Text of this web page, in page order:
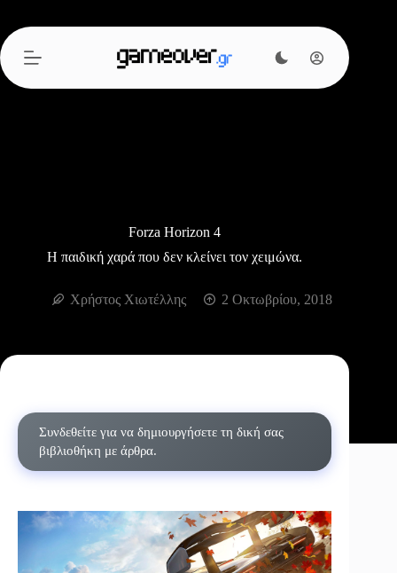
περιεχόμενο
Forza Horizon 4
Η παιδική χαρά που δεν κλείνει τον χειμώνα.
Χρήστος Χιωτέλλης 2 Οκτωβρίου, 2018
Συνδεθείτε για να δημιουργήσετε τη δική σας
βιβλιοθήκη με άρθρα.